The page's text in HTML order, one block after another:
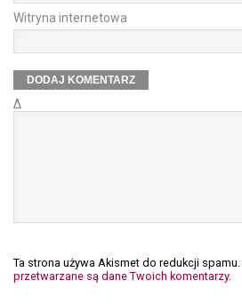
Witryna internetowa
Δ
Ta strona używa Akismet do redukcji spamu.
przetwarzane są dane Twoich komentarzy.